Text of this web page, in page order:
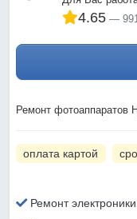
4.65
Ремонт фотоаппаратов
оплата картой
Ремонт